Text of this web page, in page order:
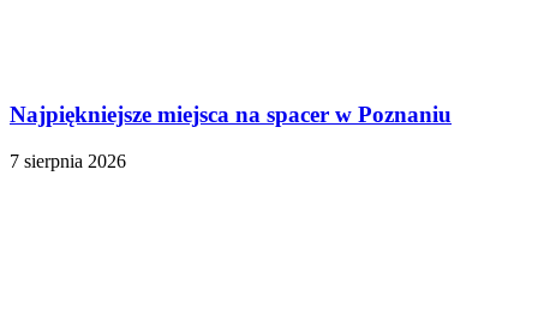
Najpiękniejsze miejsca na spacer w Poznaniu
7 sierpnia 2026